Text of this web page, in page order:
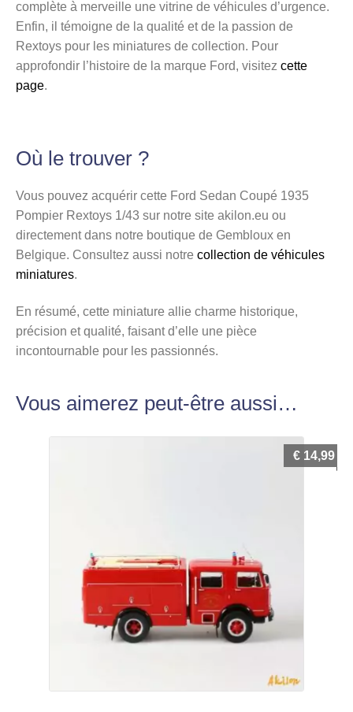
complète à merveille une vitrine de véhicules d’urgence.
Enfin, il témoigne de la qualité et de la passion de
Rextoys pour les miniatures de collection. Pour
approfondir l’histoire de la marque Ford, visitez cette
page.
Où le trouver ?
Vous pouvez acquérir cette Ford Sedan Coupé 1935
Pompier Rextoys 1/43 sur notre site akilon.eu ou
directement dans notre boutique de Gembloux en
Belgique. Consultez aussi notre collection de véhicules
miniatures.
En résumé, cette miniature allie charme historique,
précision et qualité, faisant d’elle une pièce
incontournable pour les passionnés.
Vous aimerez peut-être aussi…
€ 14,99